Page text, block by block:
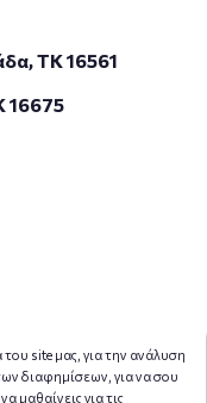
site μας, για την ανάλυση
διαφημίσεων, για να σου
μαθαίνεις για τις
ΤΚ 16561
16675